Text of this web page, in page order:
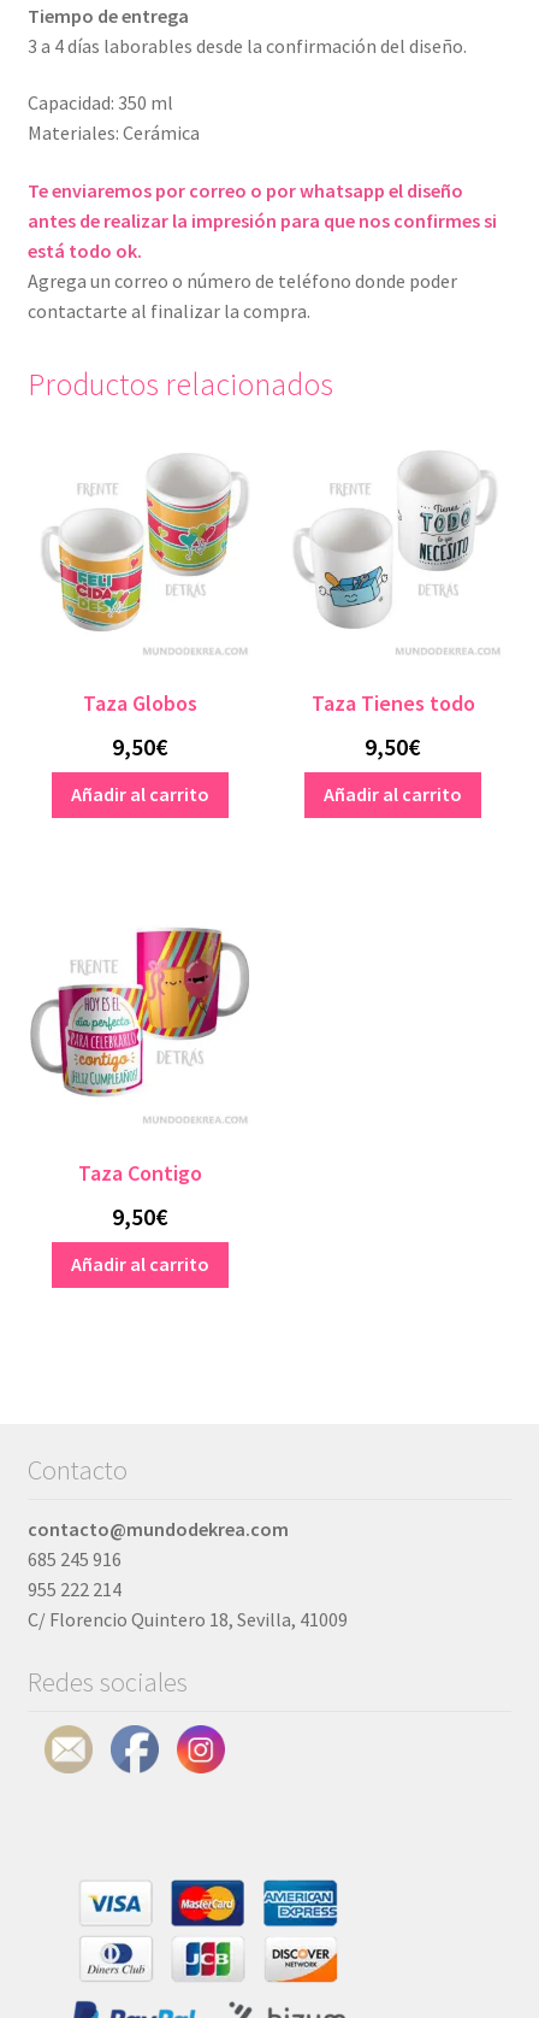
Tiempo de entrega
3 a 4 días laborables desde la confirmación del diseño.
Capacidad: 350 ml
Materiales: Cerámica
Te enviaremos por correo o por whatsapp el diseño
antes de realizar la impresión para que nos confirmes si
está todo ok.
Agrega un correo o número de teléfono donde poder
contactarte al finalizar la compra.
Productos relacionados
Taza Globos
9,50€
Añadir al carrito
Taza Tienes todo
9,50€
Añadir al carrito
Taza Contigo
9,50€
Añadir al carrito
Contacto
contacto@mundodekrea.com
685 245 916
955 222 214
C/ Florencio Quintero 18, Sevilla, 41009
Redes sociales